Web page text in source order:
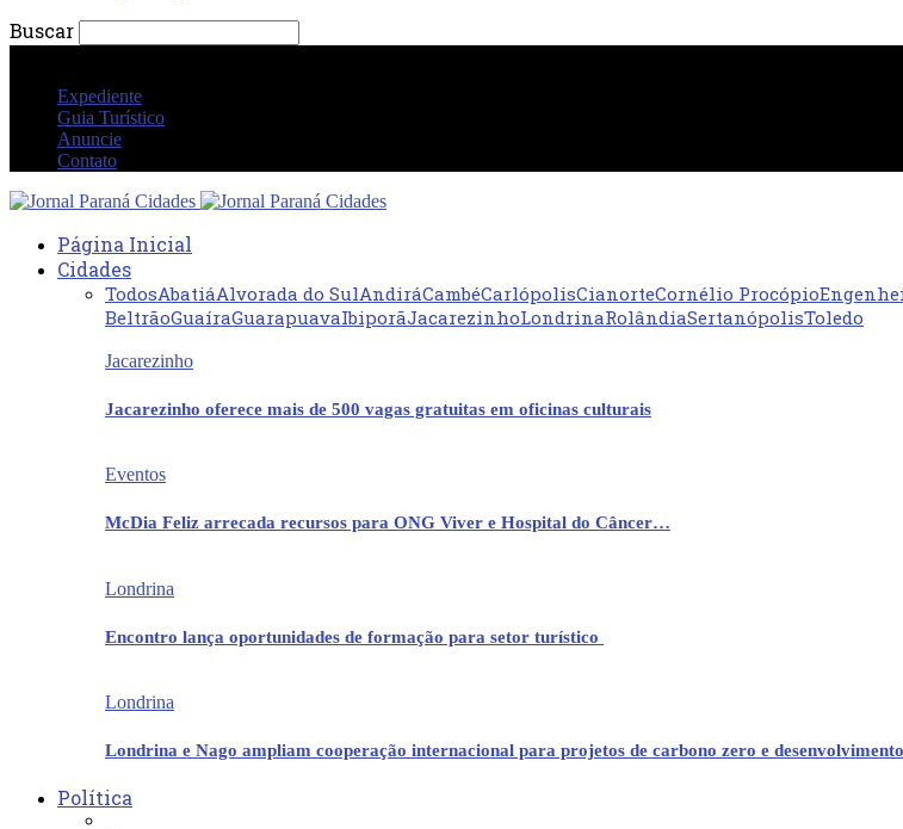
Buscar
Expediente
Guia Turístico
Anuncie
Contato
Página Inicial
Cidades
TodosAbatiáAlvorada do SulAndiráCambéCarlópolisCianorteCornélio Procópio
BeltrãoGuaíraGuarapuavaIbiporãJacarezinhoLondrinaRolândiaSertanópolisToledo
Jacarezinho
Jacarezinho oferece mais de 500 vagas gratuitas em oficinas culturais
Eventos
McDia Feliz arrecada recursos para ONG Viver e Hospital do Câncer…
Londrina
Encontro lança oportunidades de formação para setor turístico
Londrina
Londrina e Nago ampliam cooperação internacional para projetos de carbono zero e
Política